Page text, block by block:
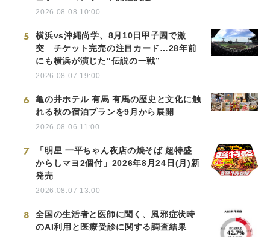
2026.08.08 10:00
5
横浜vs沖縄尚学、8月10日甲子園で激
突 チケット完売の注目カード…28年前
にも横浜が演じた“伝説の一戦”
2026.08.07 19:00
6
亀の井ホテル 有馬 有馬の歴史と文化に触
れる秋の宿泊プランを9月から展開
2026.08.06 11:00
7
「明星 一平ちゃん夜店の焼そば 超特盛
からしマヨ2個付」2026年8月24日(月)新
発売
2026.08.07 13:00
8
全国の生活者と医師に聞く、風邪症状時
のAI利用と医療受診に関する調査結果